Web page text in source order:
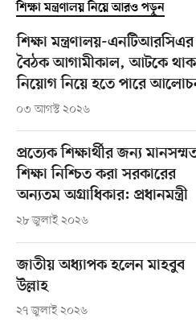
শিক্ষা মন্ত্রণালয় নিয়ে আরও পড়ুন
শিক্ষা মন্ত্রণালয়-এনটিআরসিএর
বৈঠক আগামীকাল, আটকে
নিয়োগ নিয়ে হতে পারে
০৩ আগস্ট ২০২৬
প্রত্যেক শিক্ষার্থীর জন্য
শিক্ষা নিশ্চিত করা সরকারের
অন্যতম অগ্রাধিকার: প্রধানমন্ত্রী
২৮ জুলাই ২০২৬
জাতীয় অধ্যাপক হলেন মাহবুব
উল্লাহ
২৭ জুলাই ২০২৬